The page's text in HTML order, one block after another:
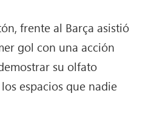
frente al Barça asistió
gol con una acción
su olfato
espacios que nadie